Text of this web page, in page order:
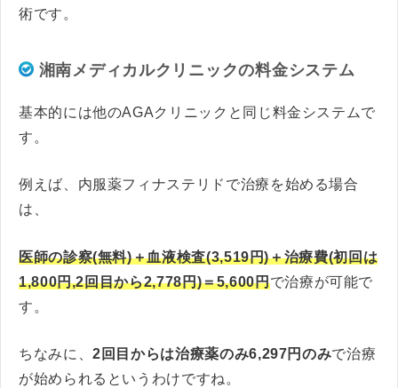
術です。
湘南メディカルクリニックの料金システム
基本的には他のAGAクリニックと同じ料金システムで
す。
例えば、内服薬フィナステリドで治療を始める場合
は、
医師の診察(無料)＋血液検査(3,519円)＋治療費(初回は
1,800円,2回目から2,778円)＝5,600円で治療が可能で
す。
ちなみに、2回目からは治療薬のみ6,297円のみで治療
が始められるというわけですね。